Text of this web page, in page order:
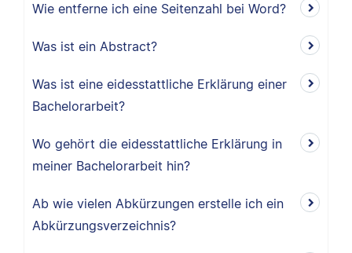
Wie entferne ich eine Seitenzahl bei Word?
Was ist ein Abstract?
Was ist eine eidesstattliche Erklärung einer
Bachelorarbeit?
Wo gehört die eidesstattliche Erklärung in
meiner Bachelorarbeit hin?
Ab wie vielen Abkürzungen erstelle ich ein
Abkürzungsverzeichnis?